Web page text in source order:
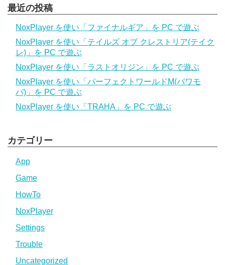
最近の投稿
NoxPlayer を使い「ファイナルギア」を PC で遊ぶ
NoxPlayer を使い「テイルズ オブ クレストリア(テイク
レ)」を PC で遊ぶ
NoxPlayer を使い「ラストオリジン」を PC で遊ぶ
NoxPlayer を使い「パーフェクトワールドM(パワモ
バ)」を PC で遊ぶ
NoxPlayer を使い「TRAHA」を PC で遊ぶ
カテゴリー
App
Game
HowTo
NoxPlayer
Settings
Trouble
Uncategorized